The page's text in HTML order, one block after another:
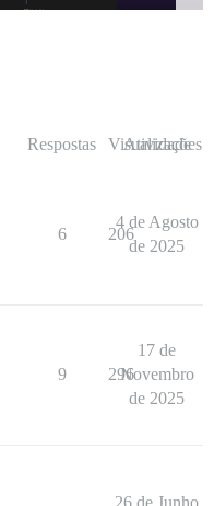
Respostas Visualizações
Atividade
6 206
4 de Agosto
de 2025
9 296
17 de
Novembro
de 2025
26 de Junho